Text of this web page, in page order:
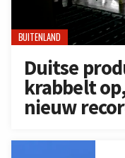
BUITENLAND
Duitse
krabbelt
nieuw